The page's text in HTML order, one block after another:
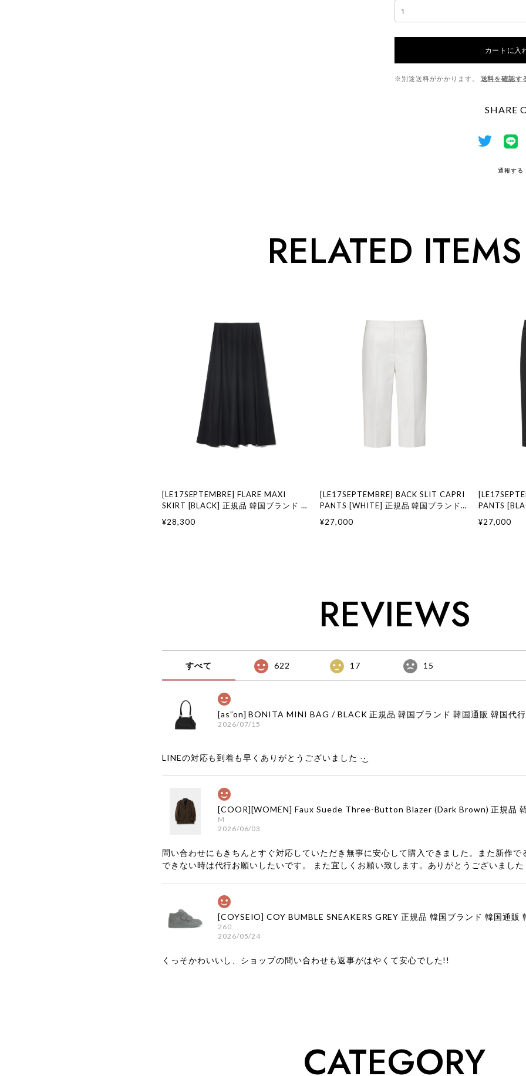
カートに入
※別途送料がかかります。 送料を確認す
SHARE
通報する
RELATED ITEMS
[LE17SEPTEMBRE] FLARE MAXI
SKIRT [BLACK] 正規品 韓国ブランド 韓
17 SEPTEMBRE ル 17 セプテンバー le
¥28,300
[LE17SEPTEMBRE] BACK SLIT CAPRI
PANTS [WHITE] 正規品 韓国ブランド
17 SEPTEMBRE ル 17 セプテンバー le
¥27,000
PANTS
17
¥27,000
REVIEWS
すべて 622 17 15
2026/07/15
LINEの対応も到着も早くありがとうございました‪ ·͜·
M
2026/06/03
問い合わせにもきちんとすぐ対応していただき無事に安心して購入できました。また新作で
できない時は代行お願いしたいです。 また宜しくお願い致します。ありがとうございました
260
2026/05/24
くっそかわいいし、ショップの問い合わせも返事がはやくて安心でした!!
CATEGORY